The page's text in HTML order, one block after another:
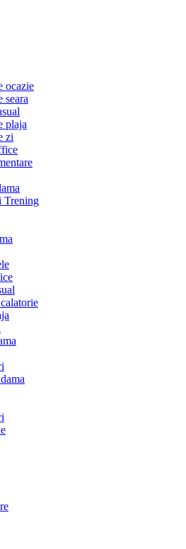
ocazie
seara
plaja
zi
Trening